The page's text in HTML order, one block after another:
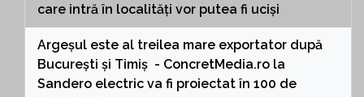
care intră în localități vor putea fi uciși
Argeșul este al treilea mare exportator după
București și Timiș - ConcretMedia.ro la
Sandero electric va fi proiectat în 100 de